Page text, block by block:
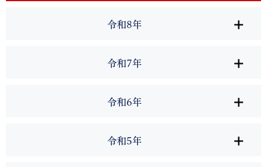
令和8年
令和7年
令和6年
令和5年